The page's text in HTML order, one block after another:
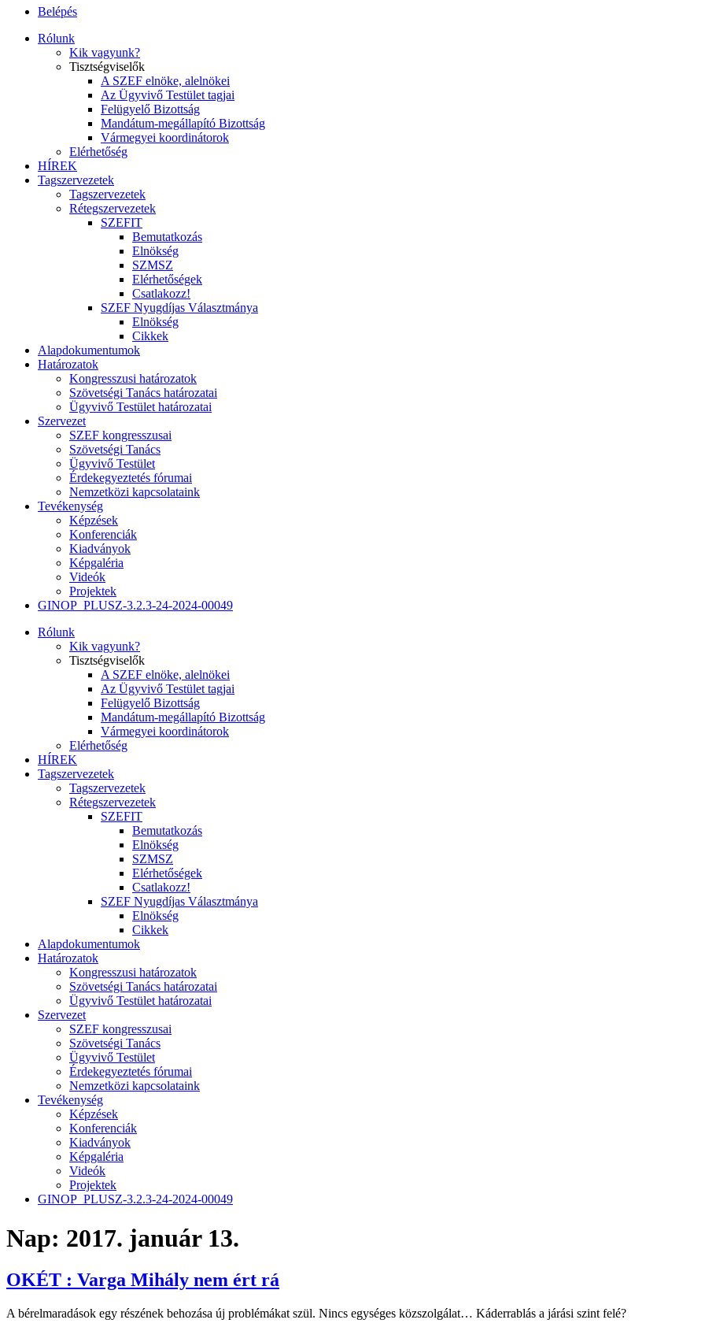
Belépés
Rólunk
Kik vagyunk?
Tisztségviselők
A SZEF elnöke, alelnökei
Az Ügyvivő Testület tagjai
Felügyelő Bizottság
Mandátum-megállapító Bizottság
Vármegyei koordinátorok
Elérhetőség
HÍREK
Tagszervezetek
Tagszervezetek
Rétegszervezetek
SZEFIT
Bemutatkozás
Elnökség
SZMSZ
Elérhetőségek
Csatlakozz!
SZEF Nyugdíjas Választmánya
Elnökség
Cikkek
Alapdokumentumok
Határozatok
Kongresszusi határozatok
Szövetségi Tanács határozatai
Ügyvivő Testület határozatai
Szervezet
SZEF kongresszusai
Szövetségi Tanács
Ügyvivő Testület
Érdekegyeztetés fórumai
Nemzetközi kapcsolataink
Tevékenység
Képzések
Konferenciák
Kiadványok
Képgaléria
Videók
Projektek
GINOP_PLUSZ-3.2.3-24-2024-00049
Rólunk
Kik vagyunk?
Tisztségviselők
A SZEF elnöke, alelnökei
Az Ügyvivő Testület tagjai
Felügyelő Bizottság
Mandátum-megállapító Bizottság
Vármegyei koordinátorok
Elérhetőség
HÍREK
Tagszervezetek
Tagszervezetek
Rétegszervezetek
SZEFIT
Bemutatkozás
Elnökség
SZMSZ
Elérhetőségek
Csatlakozz!
SZEF Nyugdíjas Választmánya
Elnökség
Cikkek
Alapdokumentumok
Határozatok
Kongresszusi határozatok
Szövetségi Tanács határozatai
Ügyvivő Testület határozatai
Szervezet
SZEF kongresszusai
Szövetségi Tanács
Ügyvivő Testület
Érdekegyeztetés fórumai
Nemzetközi kapcsolataink
Tevékenység
Képzések
Konferenciák
Kiadványok
Képgaléria
Videók
Projektek
GINOP_PLUSZ-3.2.3-24-2024-00049
Nap: 2017. január 13.
OKÉT : Varga Mihály nem ért rá
A bérelmaradások egy részének behozása új problémákat szül. Nincs egységes közszolgálat… Káderrablás a járási szint felé?